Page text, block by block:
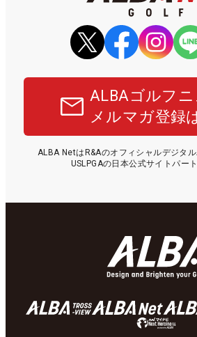
ALBAゴルフニ
メルマガ登録
ALBA NetはR&Aのオフィシャルデジタ
USLPGAの日本公式サイトパー